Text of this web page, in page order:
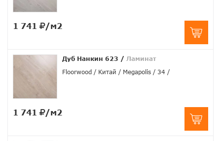
1 741 /м2
Дуб Нанкин 623 / Ламинат
Floorwood
Китай Megapolis 34
1 741 /м2